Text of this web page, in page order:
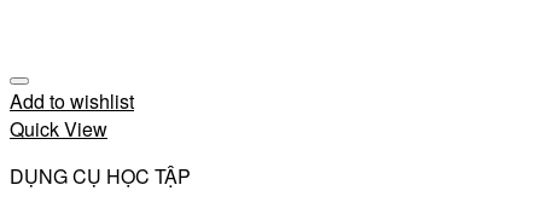
Add to wishlist
Quick View
DỤNG CỤ HỌC TẬP